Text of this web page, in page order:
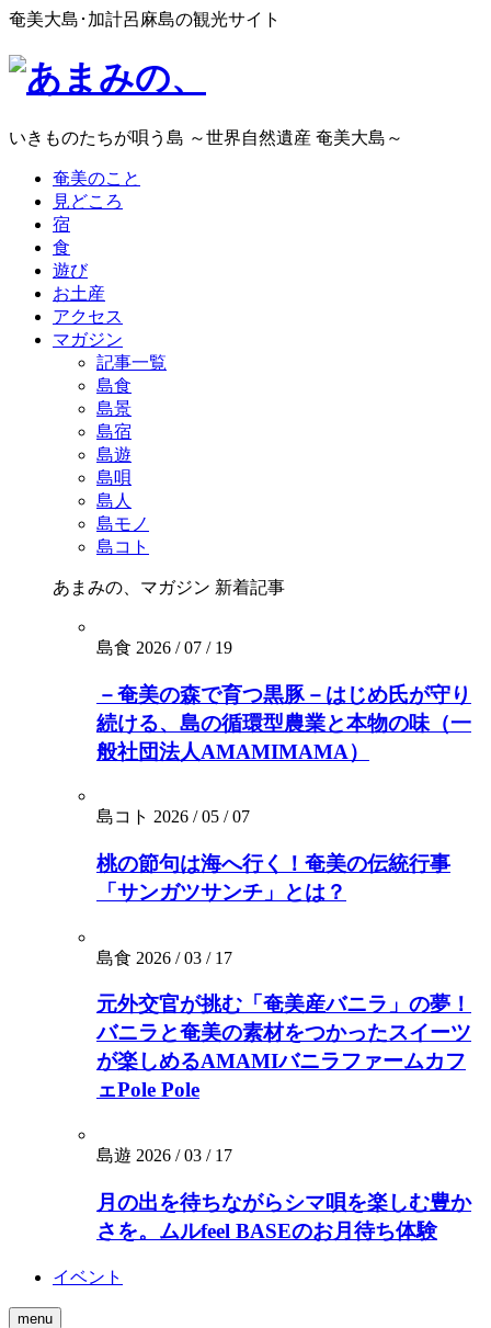
奄美大島･加計呂麻島の観光サイト
いきものたちが唄う島 ～世界自然遺産 奄美大島～
奄美のこと
見どころ
宿
食
遊び
お土産
アクセス
マガジン
記事一覧
島食
島景
島宿
島遊
島唄
島人
島モノ
島コト
あまみの、マガジン 新着記事
島食 2026 / 07 / 19
－奄美の森で育つ黒豚－はじめ氏が守り
続ける、島の循環型農業と本物の味（一
般社団法人AMAMIMAMA）
島コト 2026 / 05 / 07
桃の節句は海へ行く！奄美の伝統行事
「サンガツサンチ」とは？
島食 2026 / 03 / 17
元外交官が挑む「奄美産バニラ」の夢！
バニラと奄美の素材をつかったスイーツ
が楽しめるAMAMIバニラファームカフ
ェPole Pole
島遊 2026 / 03 / 17
月の出を待ちながらシマ唄を楽しむ豊か
さを。ムルfeel BASEのお月待ち体験
イベント
menu